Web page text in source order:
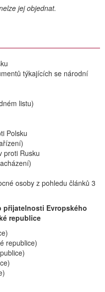
jej objednat.
týkajících se národní
listu)
Polsku
proti Rusku
osoby z pohledu článků 3
přijatelnosti Evropského
republice
republice)